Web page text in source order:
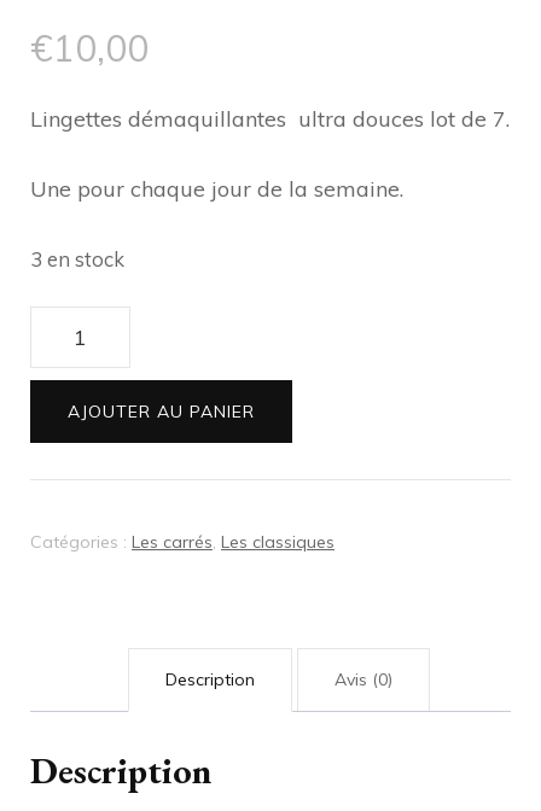
€10,00
Lingettes démaquillantes ultra douces lot de 7.
Une pour chaque jour de la semaine.
3 en stock
quantité
de
Lingettes
lavables
rose
AJOUTER AU PANIER
Catégories : Les carrés, Les classiques
Description Avis (0)
Description